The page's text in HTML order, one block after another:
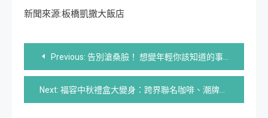
新聞來源:板橋凱撒大飯店
文
章
導
Previous: 告別滄桑臉！ 想變年輕你該知道的事》
Next: 福容中秋禮盒大變身：跨界聯名咖啡、潮牌保溫杯，搶攻送禮新商機！